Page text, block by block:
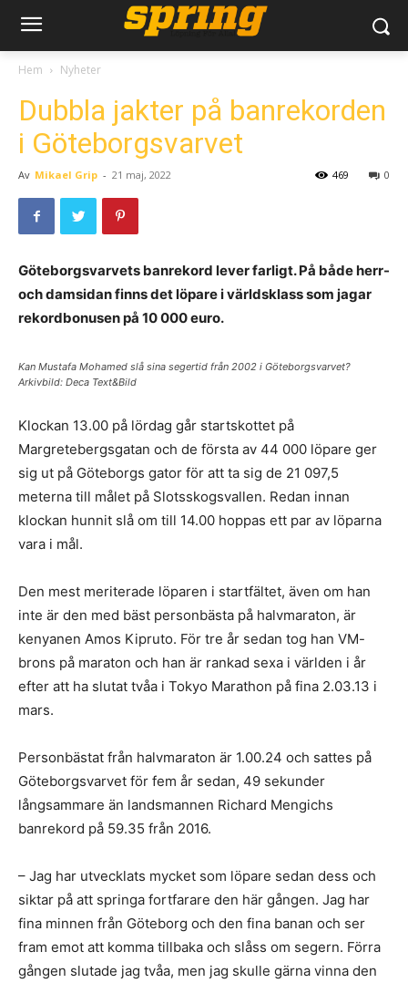
Hem Nyheter
Dubbla jakter på banrekorden
i Göteborgsvarvet
Av Mikael Grip - 21 maj, 2022 0
469
Göteborgsvarvets banrekord lever farligt. På både herr-
och damsidan finns det löpare i världsklass som jagar
rekordbonusen på 10 000 euro.
Kan Mustafa Mohamed slå sina segertid från 2002 i Göteborgsvarvet?
Arkivbild: Deca Text&Bild
Klockan 13.00 på lördag går startskottet på
Margretebergsgatan och de första av 44 000 löpare ger
sig ut på Göteborgs gator för att ta sig de 21 097,5
meterna till målet på Slotsskogsvallen. Redan innan
klockan hunnit slå om till 14.00 hoppas ett par av löparna
vara i mål.
Den mest meriterade löparen i startfältet, även om han
inte är den med bäst personbästa på halvmaraton, är
kenyanen Amos Kipruto. För tre år sedan tog han VM-
brons på maraton och han är rankad sexa i världen i år
efter att ha slutat tvåa i Tokyo Marathon på fina 2.03.13 i
mars.
Personbästat från halvmaraton är 1.00.24 och sattes på
Göteborgsvarvet för fem år sedan, 49 sekunder
långsammare än landsmannen Richard Mengichs
banrekord på 59.35 från 2016.
– Jag har utvecklats mycket som löpare sedan dess och
siktar på att springa fortfarare den här gången. Jag har
fina minnen från Göteborg och den fina banan och ser
fram emot att komma tillbaka och slåss om segern. Förra
gången slutade jag tvåa, men jag skulle gärna vinna den